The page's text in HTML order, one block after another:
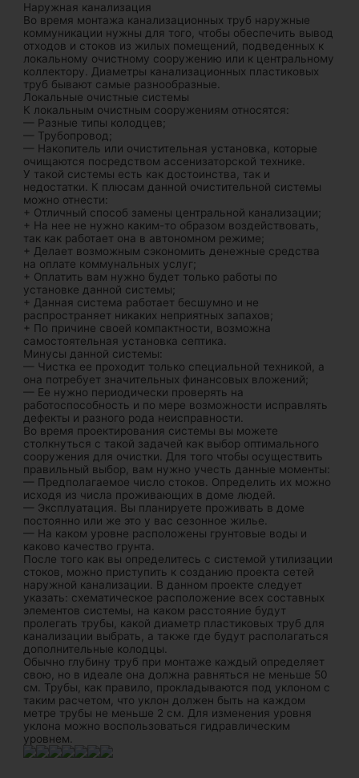
Наружная канализация
Во время монтажа канализационных труб наружные
коммуникации нужны для того, чтобы обеспечить вывод
отходов и стоков из жилых помещений, подведенных к
локальному очистному сооружению или к центральному
коллектору. Диаметры канализационных пластиковых
труб бывают самые разнообразные.
Локальные очистные системы
К локальным очистным сооружениям относятся:
— Разные типы колодцев;
— Трубопровод;
— Накопитель или очистительная установка, которые
очищаются посредством ассенизаторской технике.
У такой системы есть как достоинства, так и
недостатки. К плюсам данной очистительной системы
можно отнести:
+ Отличный способ замены центральной канализации;
+ На нее не нужно каким-то образом воздействовать,
так как работает она в автономном режиме;
+ Делает возможным сэкономить денежные средства
на оплате коммунальных услуг;
+ Оплатить вам нужно будет только работы по
установке данной системы;
+ Данная система работает бесшумно и не
распространяет никаких неприятных запахов;
+ По причине своей компактности, возможна
самостоятельная установка септика.
Минусы данной системы:
— Чистка ее проходит только специальной техникой, а
она потребует значительных финансовых вложений;
— Ее нужно периодически проверять на
работоспособность и по мере возможности исправлять
дефекты и разного рода неисправности.
Во время проектирования системы вы можете
столкнуться с такой задачей как выбор оптимального
сооружения для очистки. Для того чтобы осуществить
правильный выбор, вам нужно учесть данные моменты:
— Предполагаемое число стоков. Определить их можно
исходя из числа проживающих в доме людей.
— Эксплуатация. Вы планируете проживать в доме
постоянно или же это у вас сезонное жилье.
— На каком уровне расположены грунтовые воды и
каково качество грунта.
После того как вы определитесь с системой утилизации
стоков, можно приступить к созданию проекта сетей
наружной канализации. В данном проекте следует
указать: схематическое расположение всех составных
элементов системы, на каком расстояние будут
пролегать трубы, какой диаметр пластиковых труб для
канализации выбрать, а также где будут располагаться
дополнительные колодцы.
Обычно глубину труб при монтаже каждый определяет
свою, но в идеале она должна равняться не меньше 50
см. Трубы, как правило, прокладываются под уклоном с
таким расчетом, что уклон должен быть на каждом
метре трубы не меньше 2 см. Для изменения уровня
уклона можно воспользоваться гидравлическим
уровнем.